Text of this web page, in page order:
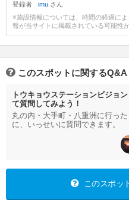
登録者 imu さん
※施設情報については、時間の経過に
報が当サイトに掲載されている可能性
このスポットに関するQ&A
トウキョウステーションビジョ
て質問してみよう！
丸の内・大手町・八重洲に行っ
に、いっせいに質問できます。
このスポッ